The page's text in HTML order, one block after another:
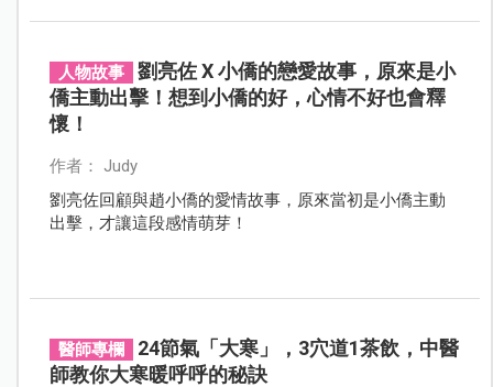
人物故事
劉亮佐 X 小僑的戀愛故事，原來是小
僑主動出擊！想到小僑的好，心情不好也會釋
懷！
作者： Judy
劉亮佐回顧與趙小僑的愛情故事，原來當初是小僑主動
出擊，才讓這段感情萌芽！
醫師專欄
24節氣「大寒」，3穴道1茶飲，中醫
師教你大寒暖呼呼的秘訣